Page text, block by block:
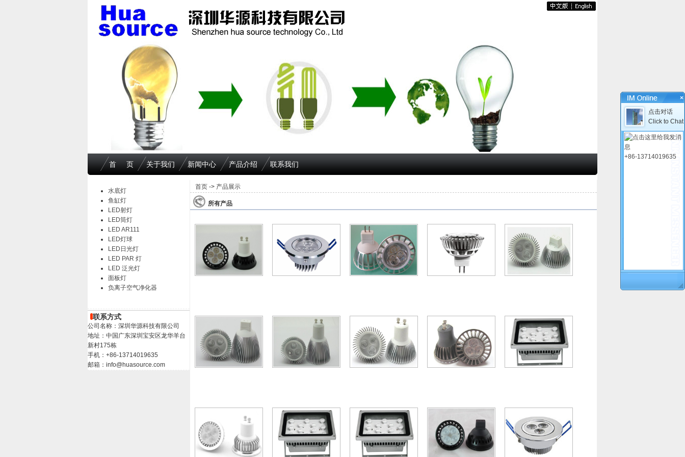
首 页 关于我们 新闻中心 产品介绍 联系我们
水底灯
鱼缸灯
LED射灯
LED筒灯
LED AR111
LED灯球
LED日光灯
LED PAR 灯
LED 泛光灯
面板灯
负离子空气净化器
联系方式
公司名称：深圳华源科技有限公司
地址：中国广东深圳宝安区龙华羊台
新村175栋
手机：+86-13714019635
邮箱：info@huasource.com
首页 -> 产品展示
所有产品
×
点击对话
Click to Chat
+86-13714019635